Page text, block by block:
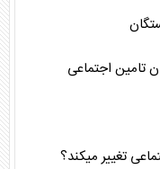
تامین اجتماعی
تغییر میکند؟